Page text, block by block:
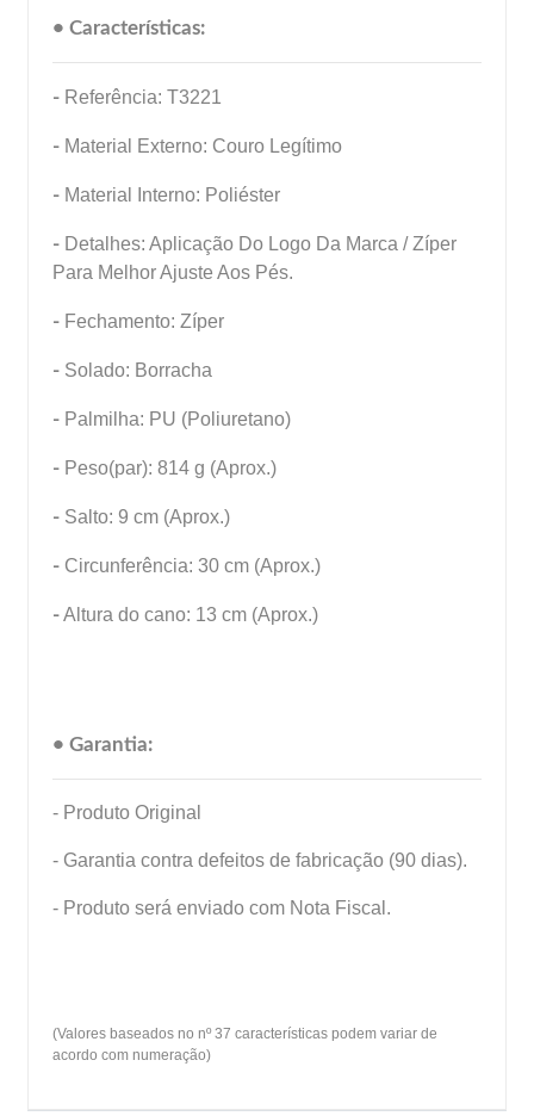
• Características:
- Referência: T3221
- Material Externo: Couro Legítimo
- Material Interno: Poliéster
- Detalhes: Aplicação Do Logo Da Marca / Zíper
Para Melhor Ajuste Aos Pés.
- Fechamento: Zíper
- Solado: Borracha
- Palmilha: PU (Poliuretano)
- Peso(par): 814 g (Aprox.)
- Salto: 9 cm (Aprox.)
- Circunferência: 30 cm (Aprox.)
-Altura do cano: 13 cm (Aprox.)
• Garantia:
- Produto Original
- Garantia contra defeitos de fabricação (90 dias).
- Produto será enviado com Nota Fiscal.
(Valores baseados no nº 37 características podem variar de
acordo com numeração)